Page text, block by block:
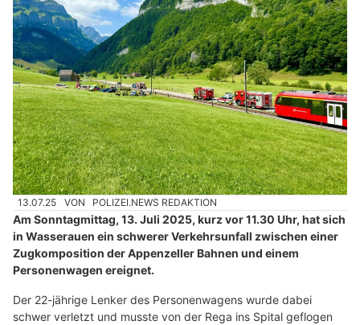
13.07.25 VON POLIZEI.NEWS REDAKTION
Am Sonntagmittag, 13. Juli 2025, kurz vor 11.30 Uhr, hat sich
in Wasserauen ein schwerer Verkehrsunfall zwischen einer
Zugkomposition der Appenzeller Bahnen und einem
Personenwagen ereignet.
Der 22-jährige Lenker des Personenwagens wurde dabei
schwer verletzt und musste von der Rega ins Spital geflogen